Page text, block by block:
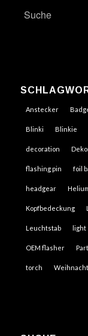
Anstecker
Blinki Blinkie
decoration
flashing pin foil
headgear
Kopfbedeckung
Leuchtstab light
OEM flasher
torch